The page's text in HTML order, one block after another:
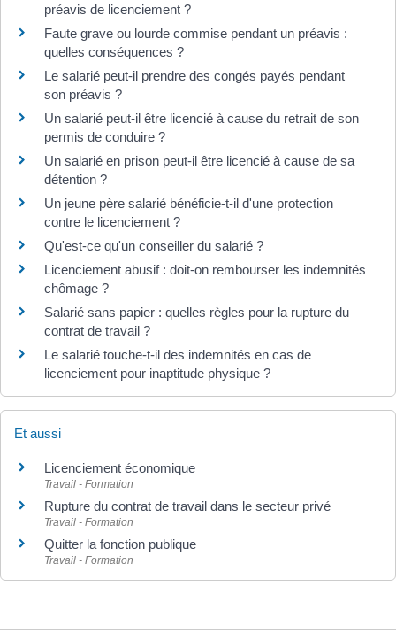
préavis de licenciement ?
Faute grave ou lourde commise pendant un préavis :
quelles conséquences ?
Le salarié peut-il prendre des congés payés pendant
son préavis ?
Un salarié peut-il être licencié à cause du retrait de son
permis de conduire ?
Un salarié en prison peut-il être licencié à cause de sa
détention ?
Un jeune père salarié bénéficie-t-il d'une protection
contre le licenciement ?
Qu'est-ce qu'un conseiller du salarié ?
Licenciement abusif : doit-on rembourser les indemnités
chômage ?
Salarié sans papier : quelles règles pour la rupture du
contrat de travail ?
Le salarié touche-t-il des indemnités en cas de
licenciement pour inaptitude physique ?
Et aussi
Licenciement économique
Travail - Formation
Rupture du contrat de travail dans le secteur privé
Travail - Formation
Quitter la fonction publique
Travail - Formation